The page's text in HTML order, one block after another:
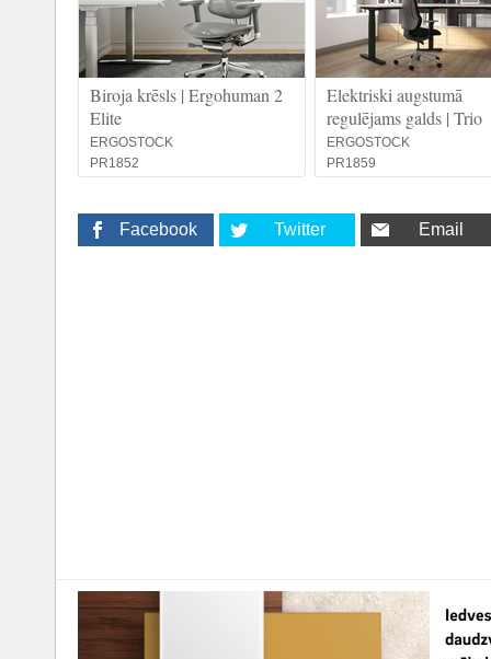
Biroja krēsls | Ergohuman 2
Elite
ERGOSTOCK
PR1852
Elektriski augstumā
regulējams galds | Trio
ERGOSTOCK
PR1859
Facebook Twitter Email